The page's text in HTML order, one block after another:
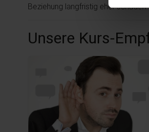
Beziehung langfristig eher
Unsere Kurs-